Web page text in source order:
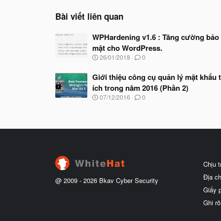
Bài viết liên quan
WPHardening v1.6 : Tăng cường bảo
mật cho WordPress.
N
y
b
ắ
u
26/01/2018 0
Giới thiệu công cụ quản lý mật khẩu
ích trong năm 2016 (Phần 2)
N
b
ầ
u
07/12/2016 0
@ 2009 - 2026 Bkav Cyber Security
Chịu
Địa
Giấy
Ghi